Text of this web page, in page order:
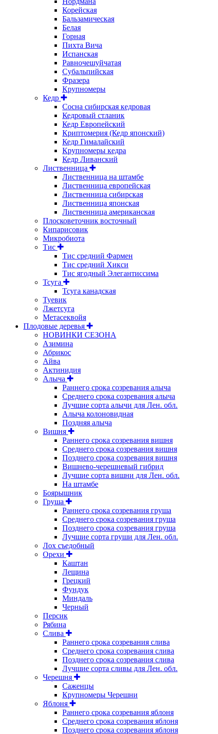
Корейская
Бальзамическая
Белая
Горная
Пихта Вича
Испанская
Равночешуйчатая
Субальпийская
Фразера
Крупномеры
Кедр
Сосна сибирская кедровая
Кедровый стланик
Кедр Европейский
Криптомерия (Кедр японский)
Кедр Гималайский
Крупномеры кедра
Кедр Ливанский
Лиственница
Лиственница на штамбе
Лиственница европейская
Лиственница сибирская
Лиственница японская
Лиственница американская
Плосковеточник восточный
Кипарисовик
Микробиота
Тис
Тис средний Фармен
Тис средний Хикси
Тис ягодный Элегантиссима
Тсуга
Тсуга канадская
Туевик
Лжетсуга
Метасеквойя
Плодовые деревья
НОВИНКИ СЕЗОНА
Азимина
Абрикос
Айва
Актинидия
Алыча
Раннего срока созревания алыча
Среднего срока созревания алыча
Лучшие сорта алычи для Лен. обл.
Алыча колоновидная
Поздняя алыча
Вишня
Раннего срока созревания вишня
Среднего срока созревания вишня
Позднего срока созревания вишня
Вишнево-черешневый гибрид
Лучшие сорта вишни для Лен. обл.
На штамбе
Боярышник
Груша
Раннего срока созревания груша
Среднего срока созревания груша
Позднего срока созревания груша
Лучшие сорта груши для Лен. обл.
Лох съедобный
Орехи
Каштан
Лещина
Грецкий
Фундук
Миндаль
Черный
Персик
Рябина
Слива
Раннего срока созревания слива
Среднего срока созревания слива
Позднего срока созревания слива
Лучшие сорта сливы для Лен. обл.
Черешня
Саженцы
Крупномеры Черешни
Яблоня
Раннего срока созревания яблоня
Среднего срока созревания яблоня
Позднего срока созревания яблоня